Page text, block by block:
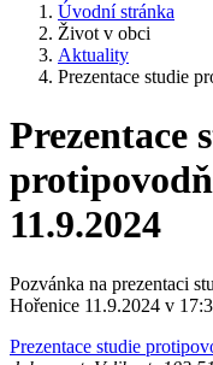
Úvodní stránka
Život v obci
Aktuality
Prezentace studie
Prezentace
11.9.2024
Pozvánka na prezentaci
Hořenice 11.9.2024 v
Prezentace studie